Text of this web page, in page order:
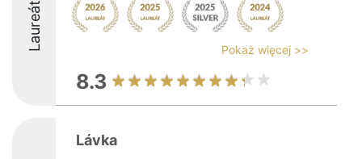
Laureáti Pokaż więcej >>
8.3
Lávka